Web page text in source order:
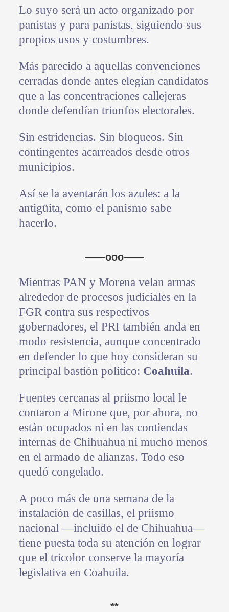
Lo suyo será un acto organizado por
panistas y para panistas, siguiendo sus
propios usos y costumbres.
Más parecido a aquellas convenciones
cerradas donde antes elegían candidatos
que a las concentraciones callejeras
donde defendían triunfos electorales.
Sin estridencias. Sin bloqueos. Sin
contingentes acarreados desde otros
municipios.
Así se la aventarán los azules: a la
antigüita, como el panismo sabe
hacerlo.
——ooo——
Mientras PAN y Morena velan armas
alrededor de procesos judiciales en la
FGR contra sus respectivos
gobernadores, el PRI también anda en
modo resistencia, aunque concentrado
en defender lo que hoy consideran su
principal bastión político: Coahuila.
Fuentes cercanas al priismo local le
contaron a Mirone que, por ahora, no
están ocupados ni en las contiendas
internas de Chihuahua ni mucho menos
en el armado de alianzas. Todo eso
quedó congelado.
A poco más de una semana de la
instalación de casillas, el priismo
nacional —incluido el de Chihuahua—
tiene puesta toda su atención en lograr
que el tricolor conserve la mayoría
legislativa en Coahuila.
**